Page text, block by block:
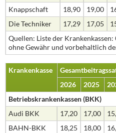
Knappschaft 18,90 19,00
Die Techniker
17,29 17,05
Quellen: Liste der
ohne Gewähr und vorbehaltlich
Krankenkasse
2026
2025
Betriebskrankenkassen (BKK)
Audi BKK
17,20 17,00
BAHN-BKK
18,25 18,00